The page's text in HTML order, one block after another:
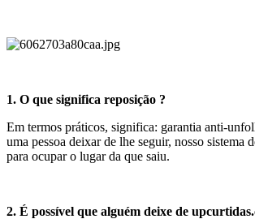
1. O que significa reposição ?
Em termos práticos, significa: garantia anti-
uma pessoa deixar de lhe seguir, nosso sistema
para ocupar o lugar da que saiu.
2. É possível que alguém deixe de